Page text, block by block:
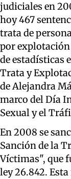
judiciales en
hoy 467
trata de
por explotación
de estadísticas
Trata y
de Alejandra
marco del Día
Sexual y el
En 2008 se
Sanción de la
Víctimas", que
ley 26.842.